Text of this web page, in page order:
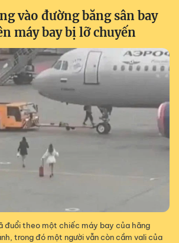
vào đường băng sân bay
máy bay bị lỡ chuyến
đuổi theo một chiếc máy bay của hãng
trong đó một người vẫn còn cầm vali của